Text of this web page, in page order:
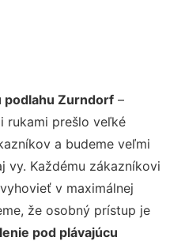
podlahu Zurndorf –
rukami prešlo veľké
a budeme veľmi
vy. Každému zákazníkovi
v maximálnej
že osobný prístup je
pod plávajúcu